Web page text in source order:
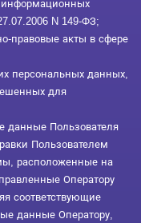
N 149-ФЗ;
правовые акты в сфере
персональных данных,
для
данные Пользователя
Пользователем
расположенные на
Оператору
соответствующие
данные Оператору,